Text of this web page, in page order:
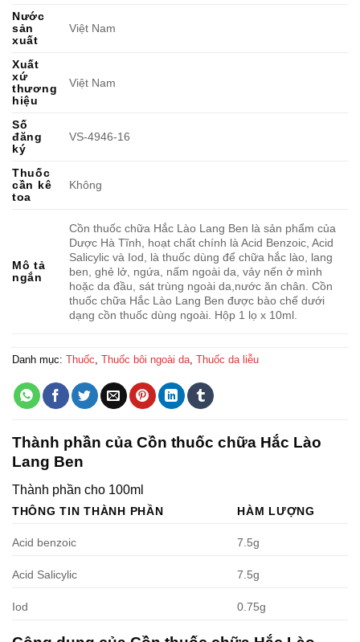
Nước
sản
xuất
Việt Nam
Xuất
xứ
thương
hiệu
Việt Nam
Số
đăng
ký
VS-4946-16
Thuốc
cần kê
toa
Không
Mô tả
ngắn
Cồn thuốc chữa Hắc Lào Lang Ben là sản phẩm của
Dược Hà Tĩnh, hoạt chất chính là Acid Benzoic, Acid
Salicylic và Iod, là thuốc dùng để chữa hắc lào, lang
ben, ghẻ lở, ngứa, nấm ngoài da, vảy nến ở mình
hoặc da đầu, sát trùng ngoài da,nước ăn chân. Cồn
thuốc chữa Hắc Lào Lang Ben được bào chế dưới
dạng cồn thuốc dùng ngoài. Hộp 1 lọ x 10ml.
Danh mục: Thuốc, Thuốc bôi ngoài da, Thuốc da liễu
Thành phần của Cồn thuốc chữa Hắc Lào
Lang Ben
Thành phần cho 100ml
THÔNG TIN THÀNH PHẦN HÀM LƯỢNG
Acid benzoic 7.5g
Acid Salicylic 7.5g
Iod 0.75g